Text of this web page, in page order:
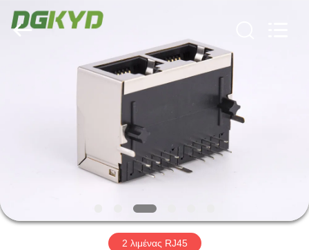
ΕΜΦΆΝΙΣΗ
ΠΕΡΊΠΟΥ
Electronic
Technology
Co.,ltd.
2 λιμένας RJ45